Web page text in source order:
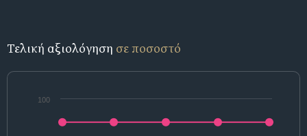
Τελική αξιολόγηση σε ποσοστό
100